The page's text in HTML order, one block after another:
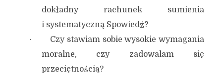
dokładny rachunek sumienia
i systematyczną Spowiedź?
· Czy stawiam sobie wysokie wymagania
moralne, czy zadowalam się
przeciętnością?